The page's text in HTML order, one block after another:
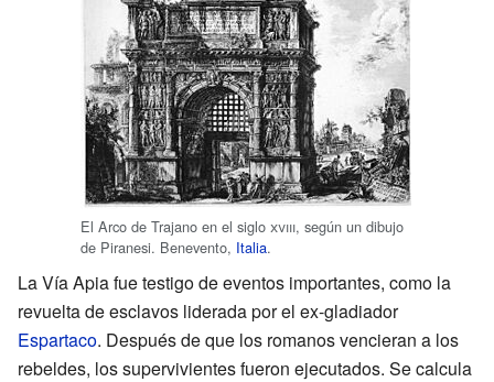
El Arco de Trajano en el siglo xviii, según un dibujo
de Piranesi. Benevento, Italia.
La Vía Apia fue testigo de eventos importantes, como la
revuelta de esclavos liderada por el ex-gladiador
Espartaco. Después de que los romanos vencieran a los
rebeldes, los supervivientes fueron ejecutados. Se calcula